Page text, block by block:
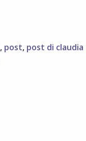
, post, post di claudia